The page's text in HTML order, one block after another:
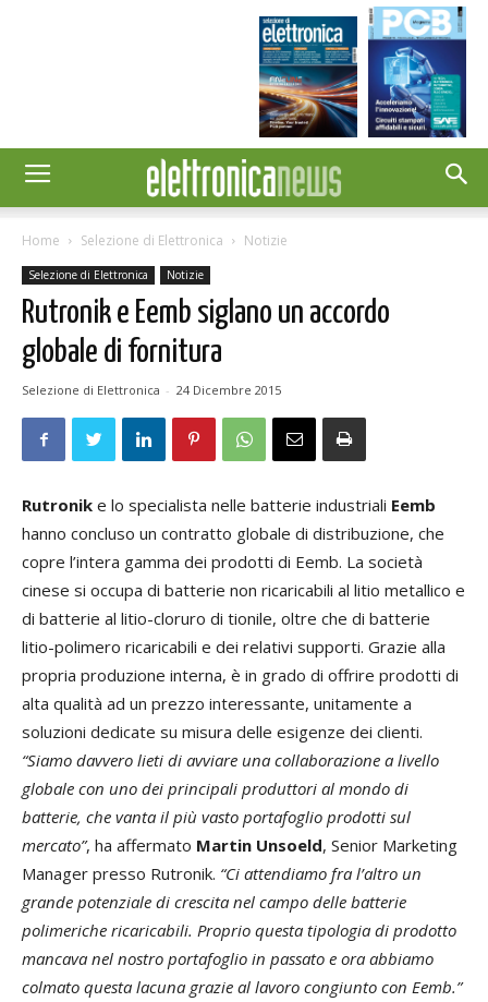
Home Selezione di Elettronica Notizie
Selezione di Elettronica Notizie
Rutronik e Eemb siglano un accordo
globale di fornitura
Selezione di Elettronica - 24 Dicembre 2015
Rutronik e lo specialista nelle batterie industriali Eemb
hanno concluso un contratto globale di distribuzione, che
copre l’intera gamma dei prodotti di Eemb. La società
cinese si occupa di batterie non ricaricabili al litio metallico e
di batterie al litio-cloruro di tionile, oltre che di batterie
litio-polimero ricaricabili e dei relativi supporti. Grazie alla
propria produzione interna, è in grado di offrire prodotti di
alta qualità ad un prezzo interessante, unitamente a
soluzioni dedicate su misura delle esigenze dei clienti.
“Siamo davvero lieti di avviare una collaborazione a livello
globale con uno dei principali produttori al mondo di
batterie, che vanta il più vasto portafoglio prodotti sul
mercato”, ha affermato Martin Unsoeld, Senior Marketing
Manager presso Rutronik. “Ci attendiamo fra l’altro un
grande potenziale di crescita nel campo delle batterie
polimeriche ricaricabili. Proprio questa tipologia di prodotto
mancava nel nostro portafoglio in passato e ora abbiamo
colmato questa lacuna grazie al lavoro congiunto con Eemb.”